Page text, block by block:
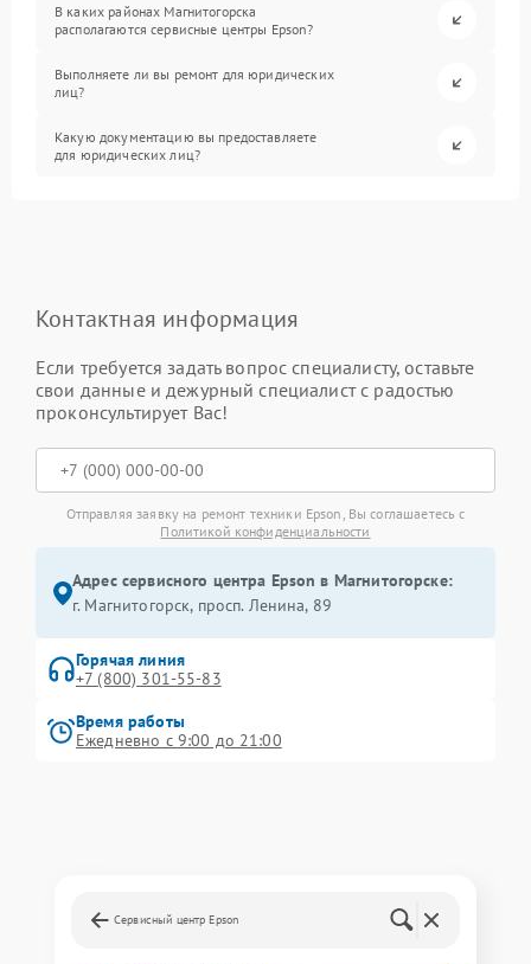
В каких районах Магнитогорска
располагаются сервисные центры Epson?
Выполняете ли вы ремонт для юридических
лиц?
Какую документацию вы предоставляете
для юридических лиц?
Контактная информация
Если требуется задать вопрос специалисту, оставьте
свои данные и дежурный специалист с радостью
проконсультирует Вас!
Отправляя заявку на ремонт техники Epson, Вы соглашаетесь с
Политикой конфиденциальности
Адрес сервисного центра Epson в Магнитогорске:
г. Магнитогорск, просп. Ленина, 89
Горячая линия
+7 (800) 301-55-83
Время работы
Ежедневно с 9:00 до 21:00
Сервисный центр Epson